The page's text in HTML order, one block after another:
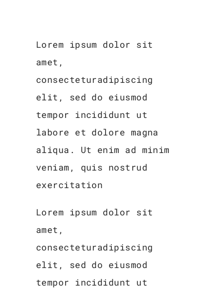
Lorem ipsum dolor sit
amet,
consecteturadipiscing
elit, sed do eiusmod
tempor incididunt ut
labore et dolore magna
aliqua. Ut enim ad minim
veniam, quis nostrud
exercitation
Lorem ipsum dolor sit
amet,
consecteturadipiscing
elit, sed do eiusmod
tempor incididunt ut